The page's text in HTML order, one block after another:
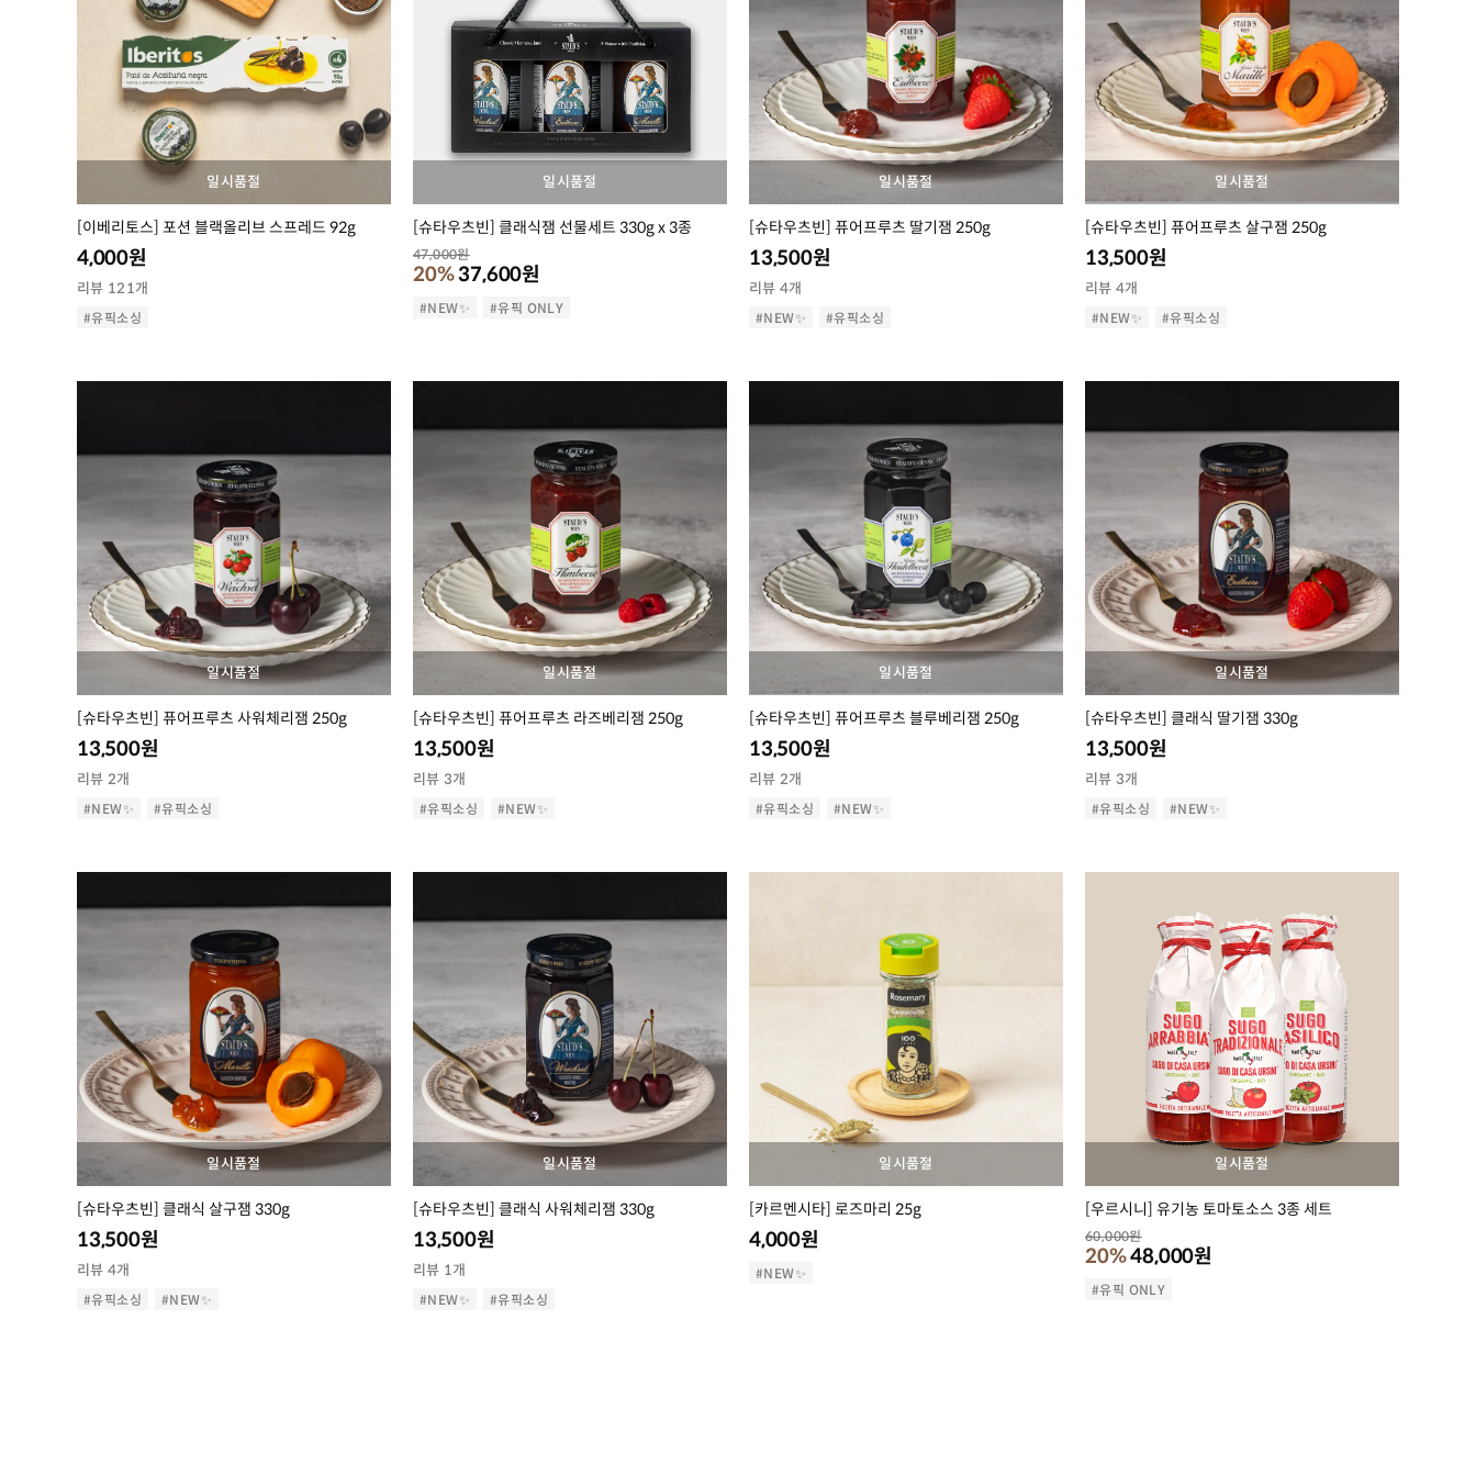
일시품절
[이베리토스] 포션 블랙올리브 스프레드 92g
4,000원
리뷰 121개
#유픽소싱
일시품절
[슈타우츠빈] 클래식잼 선물세트 330g x 3종
47,000원
20%37,600원
#NEW✨ #유픽 ONLY
일시품절
[슈타우츠빈] 퓨어프루츠 딸기잼 250g
13,500원
리뷰 4개
#NEW✨ #유픽소싱
일시품절
[슈타우츠빈] 퓨어프루츠 살구잼 250g
13,500원
리뷰 4개
#NEW✨ #유픽소싱
일시품절
[슈타우츠빈] 퓨어프루츠 사워체리잼 250g
13,500원
리뷰 2개
#NEW✨ #유픽소싱
일시품절
[슈타우츠빈] 퓨어프루츠 라즈베리잼 250g
13,500원
리뷰 3개
#유픽소싱 #NEW✨
일시품절
[슈타우츠빈] 퓨어프루츠 블루베리잼 250g
13,500원
리뷰 2개
#유픽소싱 #NEW✨
일시품절
[슈타우츠빈] 클래식 딸기잼 330g
13,500원
리뷰 3개
#유픽소싱 #NEW✨
일시품절
[슈타우츠빈] 클래식 살구잼 330g
13,500원
리뷰 4개
#유픽소싱 #NEW✨
일시품절
[슈타우츠빈] 클래식 사워체리잼 330g
13,500원
리뷰 1개
#NEW✨ #유픽소싱
일시품절
[카르멘시타] 로즈마리 25g
4,000원
#NEW✨
일시품절
[우르시니] 유기농 토마토소스 3종 세트
60,000원
20%48,000원
#유픽 ONLY